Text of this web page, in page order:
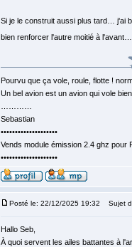
Si je le construit aussi plus tard… j'ai
bien renforcer l'autre moitié à
Pourvu que ça vole, roule, flotte !
Un bel avion est un avion qui vole
Sebastian
••••••••••••••••••••
Vends module émission 2.4 ghz
••••••••••••••••••••
Posté le: 22/12/2025 19:32 Sujet
Hallo Seb,
À quoi servent les ailes battantes à